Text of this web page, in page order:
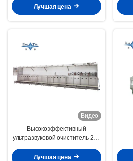
КГц
Лучшая цена
Видео
Высокоэффективный
ультразвуковой очиститель 250
деталей
Лучшая цена